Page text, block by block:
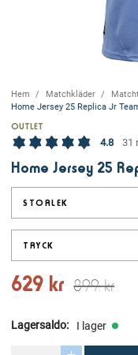
Hem Matchkläder
Home Jersey 25 Replica Jr
OUTLET
4.8 31
Home Jersey 25
STORLEK
TRYCK
629 kr 899 kr
Lagersaldo: I lager